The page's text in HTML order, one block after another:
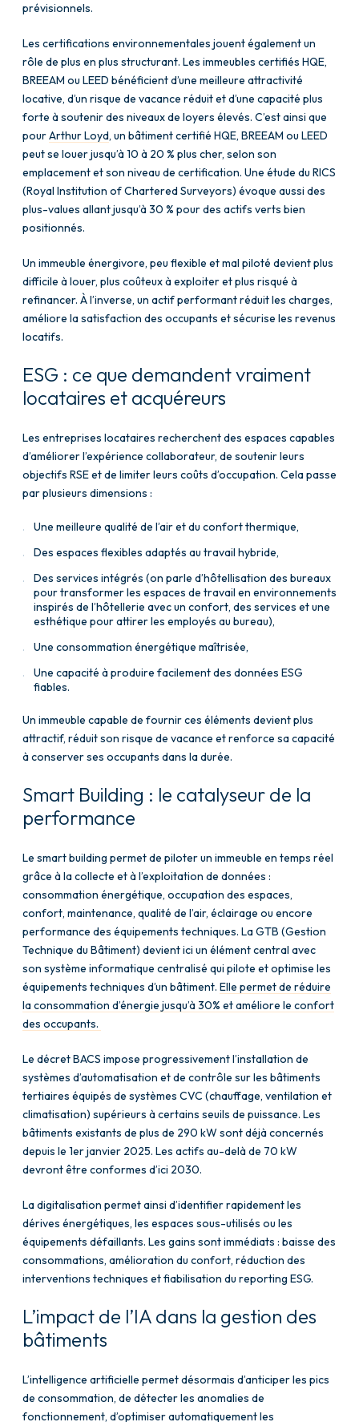
prévisionnels.
Les certifications environnementales jouent également un
rôle de plus en plus structurant. Les immeubles certifiés HQE,
BREEAM ou LEED bénéficient d’une meilleure attractivité
locative, d’un risque de vacance réduit et d’une capacité plus
forte à soutenir des niveaux de loyers élevés. C’est ainsi que
pourArthur Loyd, un bâtiment certifié HQE, BREEAM ou LEED
peut se louer jusqu’à 10 à 20 % plus cher, selon son
emplacement et son niveau de certification. Une étude du RICS
(Royal Institution of Chartered Surveyors) évoque aussi des
plus-values allant jusqu’à 30 % pour des actifs verts bien
positionnés.
Un immeuble énergivore, peu flexible et mal piloté devient plus
difficile à louer, plus coûteux à exploiter et plus risqué à
refinancer. À l’inverse, un actif performant réduit les charges,
améliore la satisfaction des occupants et sécurise les revenus
locatifs.
ESG : ce que demandent vraiment
locataires et acquéreurs
Les entreprises locataires recherchent des espaces capables
d’améliorer l’expérience collaborateur, de soutenir leurs
objectifs RSE et de limiter leurs coûts d’occupation. Cela passe
par plusieurs dimensions :
Une meilleure qualité de l’air et du confort thermique,
Des espaces flexibles adaptés au travail hybride,
Des services intégrés (on parle d’hôtellisation des bureaux
pour transformer les espaces de travail en environnements
inspirés de l’hôtellerie avec un confort, des services et une
esthétique pour attirer les employés au bureau),
Une consommation énergétique maîtrisée,
Une capacité à produire facilement des données ESG
fiables.
Un immeuble capable de fournir ces éléments devient plus
attractif, réduit son risque de vacance et renforce sa capacité
à conserver ses occupants dans la durée.
Smart Building : le catalyseur de la
performance
Le smart building permet de piloter un immeuble en temps réel
grâce à la collecte et à l’exploitation de données :
consommation énergétique, occupation des espaces,
confort, maintenance, qualité de l’air, éclairage ou encore
performance des équipements techniques. La GTB (Gestion
Technique du Bâtiment) devient ici un élément central avec
son système informatique centralisé qui pilote et optimise les
équipements techniques d’un bâtiment. Elle permet de réduire
la consommation d’énergie jusqu’à 30% et améliore le confort
des occupants.
Le décret BACS impose progressivement l’installation de
systèmes d’automatisation et de contrôle sur les bâtiments
tertiaires équipés de systèmes CVC (chauffage, ventilation et
climatisation) supérieurs à certains seuils de puissance. Les
bâtiments existants de plus de 290 kW sont déjà concernés
depuis le 1er janvier 2025. Les actifs au-delà de 70 kW
devront être conformes d’ici 2030.
La digitalisation permet ainsi d’identifier rapidement les
dérives énergétiques, les espaces sous-utilisés ou les
équipements défaillants. Les gains sont immédiats : baisse des
consommations, amélioration du confort, réduction des
interventions techniques et fiabilisation du reporting ESG.
L’impact de l’IA dans la gestion des
bâtiments
L’intelligence artificielle permet désormais d’anticiper les pics
de consommation, de détecter les anomalies de
fonctionnement, d’optimiser automatiquement les